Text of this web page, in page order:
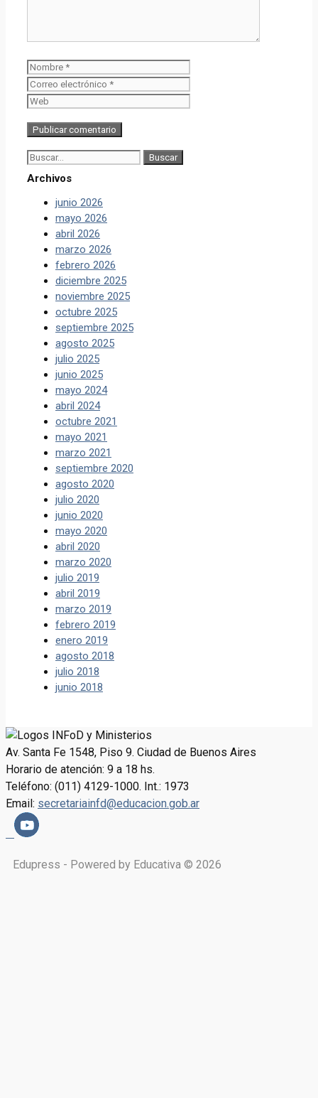
Nombre
Buscar:
Archivos
junio 2026
mayo 2026
abril 2026
marzo 2026
febrero 2026
diciembre 2025
noviembre 2025
octubre 2025
septiembre 2025
agosto 2025
julio 2025
junio 2025
mayo 2024
abril 2024
octubre 2021
mayo 2021
marzo 2021
septiembre 2020
agosto 2020
julio 2020
junio 2020
mayo 2020
abril 2020
marzo 2020
julio 2019
abril 2019
marzo 2019
febrero 2019
enero 2019
agosto 2018
julio 2018
junio 2018
Av. Santa Fe 1548, Piso 9. Ciudad de Buenos Aires
Horario de atención: 9 a 18 hs.
Teléfono: (011) 4129-1000. Int.: 1973
Email: secretariainfd@educacion.gob.ar
Edupress - Powered by Educativa © 2026